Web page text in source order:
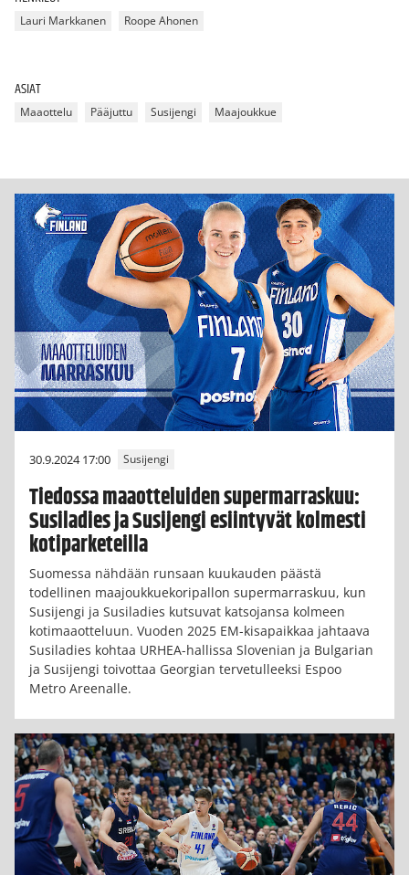
Lauri Markkanen Roope Ahonen
ASIAT
Maaottelu Pääjuttu Susijengi Maajoukkue
30.9.2024 17:00 Susijengi
Tiedossa maaotteluiden supermarraskuu:
Susiladies ja Susijengi esiintyvät kolmesti
kotiparketeilla
Suomessa nähdään runsaan kuukauden päästä
todellinen maajoukkuekoripallon supermarraskuu, kun
Susijengi ja Susiladies kutsuvat katsojansa kolmeen
kotimaaotteluun. Vuoden 2025 EM-kisapaikkaa jahtaava
Susiladies kohtaa URHEA-hallissa Slovenian ja Bulgarian
ja Susijengi toivottaa Georgian tervetulleeksi Espoo
Metro Areenalle.